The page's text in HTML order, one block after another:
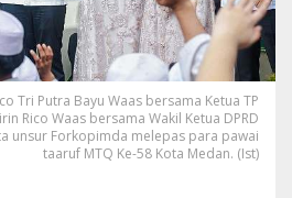
e
t
u
a
P
R
Tri Putra Bayu Waas bersama Ketua TP
Rico Waas bersama Wakil Ketua DPRD
unsur Forkopimda melepas para pawai
taaruf MTQ Ke-58 Kota Medan. (Ist)